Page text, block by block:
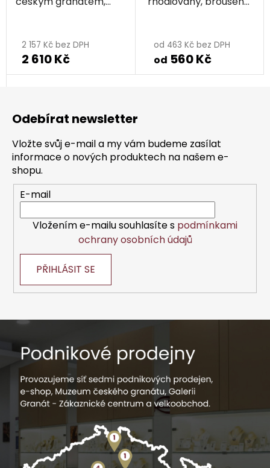
hodnocení
produktu
je
5
hvězdiček.
2 157 Kč bez DPH
2 610 Kč
od 463 Kč bez DPH
od 560 Kč
Odebírat newsletter
Vložte svůj e-mail a my vám budeme zasílat
informace o nových produktech na našem e-
shopu.
E-mail
Vložením e-mailu souhlasíte s podmínkami
ochrany osobních údajů
PŘIHLÁSIT SE